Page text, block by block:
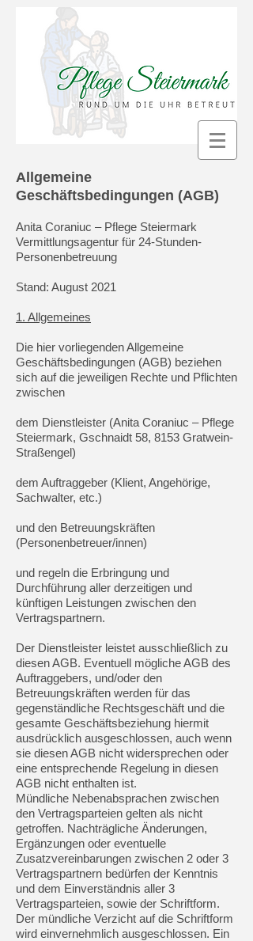
Allgemeine
Geschäftsbedingungen (AGB)
Anita Coraniuc – Pflege Steiermark
Vermittlungsagentur für 24-Stunden-
Personenbetreuung
Stand: August 2021
1. Allgemeines
Die hier vorliegenden Allgemeine
Geschäftsbedingungen (AGB) beziehen
sich auf die jeweiligen Rechte und Pflichten
zwischen
dem Dienstleister (Anita Coraniuc – Pflege
Steiermark, Gschnaidt 58, 8153 Gratwein-
Straßengel)
dem Auftraggeber (Klient, Angehörige,
Sachwalter, etc.)
und den Betreuungskräften
(Personenbetreuer/innen)
und regeln die Erbringung und
Durchführung aller derzeitigen und
künftigen Leistungen zwischen den
Vertragspartnern.
Der Dienstleister leistet ausschließlich zu
diesen AGB. Eventuell mögliche AGB des
Auftraggebers, und/oder den
Betreuungskräften werden für das
gegenständliche Rechtsgeschäft und die
gesamte Geschäftsbeziehung hiermit
ausdrücklich ausgeschlossen, auch wenn
sie diesen AGB nicht widersprechen oder
eine entsprechende Regelung in diesen
AGB nicht enthalten ist.
Mündliche Nebenabsprachen zwischen
den Vertragsparteien gelten als nicht
getroffen. Nachträgliche Änderungen,
Ergänzungen oder eventuelle
Zusatzvereinbarungen zwischen 2 oder 3
Vertragspartnern bedürfen der Kenntnis
und dem Einverständnis aller 3
Vertragsparteien, sowie der Schriftform.
Der mündliche Verzicht auf die Schriftform
wird einvernehmlich ausgeschlossen. Ein